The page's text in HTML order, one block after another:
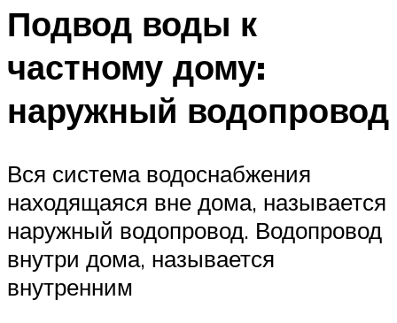
Подвод воды к
частному дому:
наружный водопровод
Вся система водоснабжения
находящаяся вне дома, называется
наружный водопровод. Водопровод
внутри дома, называется
внутренним